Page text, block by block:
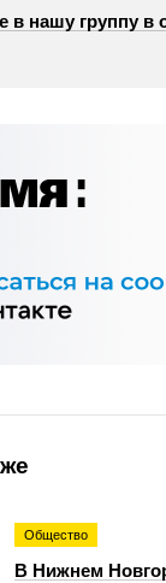
в нашу группу
Общество
В Нижнем